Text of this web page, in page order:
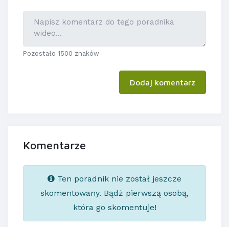
Pozostało 1500 znaków
Dodaj komentarz
Komentarze
Ten poradnik nie został jeszcze
skomentowany. Bądź pierwszą osobą,
która go skomentuje!